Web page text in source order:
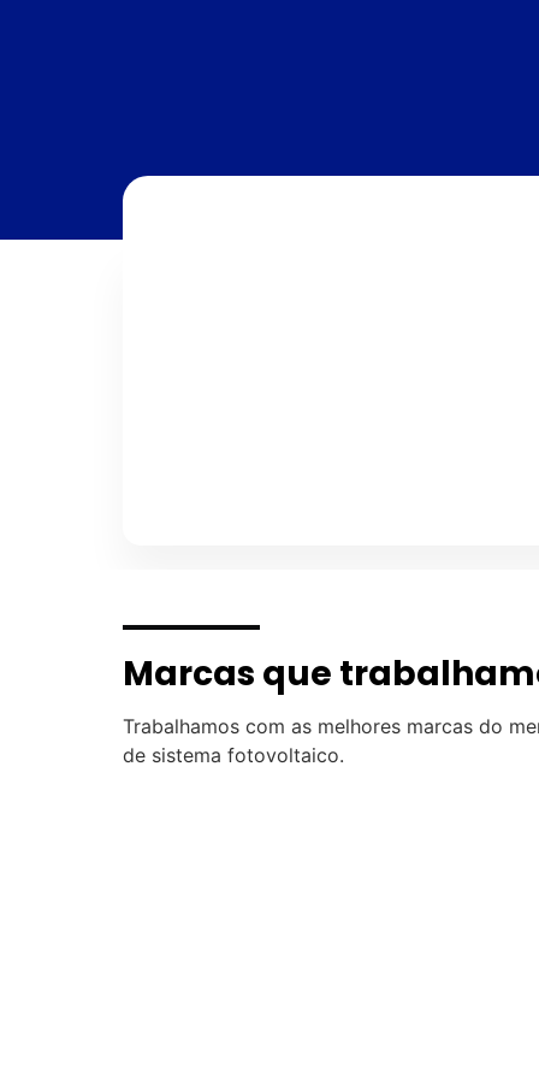
Marcas que
Trabalhamos com as melhores marcas do
de sistema fotovoltaico.